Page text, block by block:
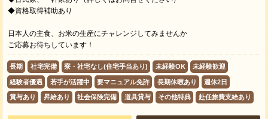
◆資格取得補助あり
日本人の主食、お米の生産にチャレンジしてみませんか
ご応募お待ちしています！
長期 社宅完備 寮・社宅なし(住宅手当あり) 未経験OK 未経験歓迎
経験者優遇 若手が活躍中 要マニュアル免許 長期休暇あり 週休2日
賞与あり 昇給あり 社会保険完備 道具貸与 その他特典 赴任旅費支給あり